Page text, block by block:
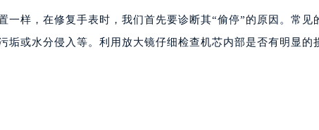
样，在修复手表时，我们首先要诊断其“偷停”的原因。常见
垢或水分侵入等。利用放大镜仔细检查机芯内部是否有明显的